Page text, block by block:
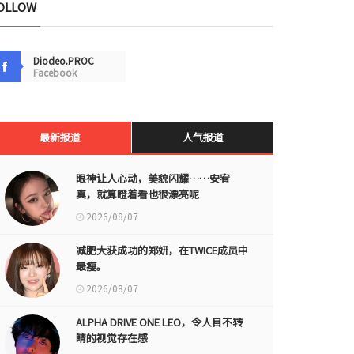
Diodeo.PROC
Facebook
最新报道 人气报道
眼神让人心动，美貌闪耀……安宥
真，就算瞪着看也很漂亮呢
2026/08/07
减肥大获成功的郑妍，在TWICE成员中
最瘦。
2026/08/07
ALPHA DRIVE ONE LEO，令人目不转
睛的视觉存在感